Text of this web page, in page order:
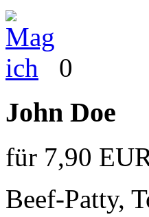
0
John Doe
für 7,90
Beef-Patty,